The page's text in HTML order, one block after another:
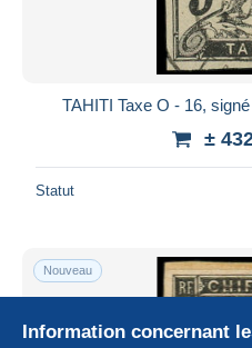
TAHITI Taxe O - 16,
±
Statut
Nouveau
Information concernant